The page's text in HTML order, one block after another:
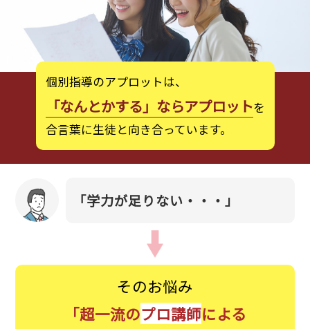
個別指導のアプロットは、
「なんとかする」ならアプロットを
合言葉に生徒と向き合っています。
「学力が足りない・・・」
そのお悩み
「超一流のプロ講師による